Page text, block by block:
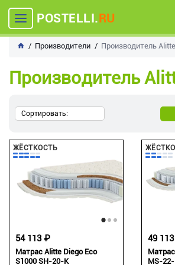
POSTELLI.RU
Производители Производитель Alitte
Производитель
Сортировать:
ЖЁСТКОСТЬ
Матрас Alitte Diego Eco
S1000 SH-20-K
54 113 ₽
MS-
49